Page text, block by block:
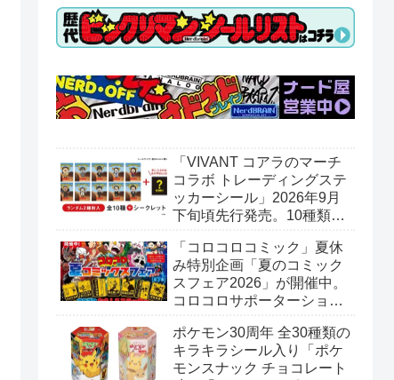
「VIVANT コアラのマーチ
コラボ トレーディングステ
ッカーシール」2026年9月
下旬頃先行発売。10種類＋
オンラインショップ限定。
「コロコロコミック」夏休
み特別企画「夏のコミック
スフェア2026」が開催中。
コロコロサポーターショッ
入すると「コロコロおもし
ろステッカー」がもらえ
る。全7種。
ポケモン30周年 全30種類の
キラキラシール入り「ポケ
モンスナック チョコレート